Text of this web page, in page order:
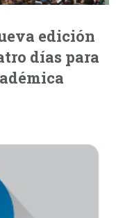
edición
días para